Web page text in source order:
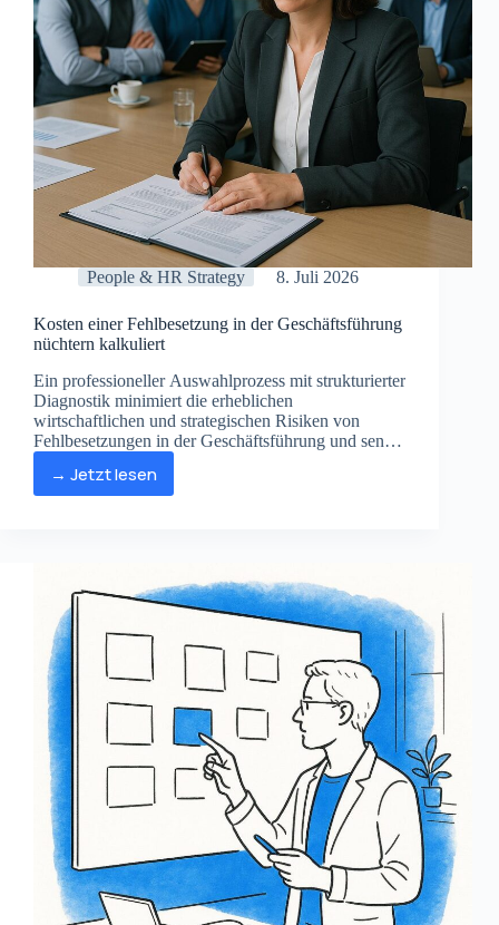
People & HR Strategy 8. Juli 2026
Kosten einer Fehlbesetzung in der Geschäftsführung
nüchtern kalkuliert
Ein professioneller Auswahlprozess mit strukturierter
Diagnostik minimiert die erheblichen
wirtschaftlichen und strategischen Risiken von
Fehlbesetzungen in der Geschäftsführung und senkt
→ Jetzt lesen
Kosten
Geschäftsführung
kalkuliert